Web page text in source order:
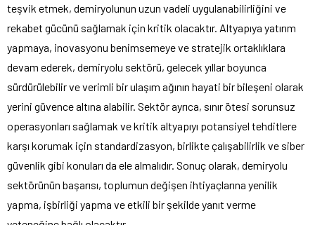
teşvik etmek, demiryolunun uzun vadeli uygulanabilirliğini ve
rekabet gücünü sağlamak için kritik olacaktır. Altyapıya yatırım
yapmaya, inovasyonu benimsemeye ve stratejik ortaklıklara
devam ederek, demiryolu sektörü, gelecek yıllar boyunca
sürdürülebilir ve verimli bir ulaşım ağının hayati bir bileşeni olarak
yerini güvence altına alabilir. Sektör ayrıca, sınır ötesi sorunsuz
operasyonları sağlamak ve kritik altyapıyı potansiyel tehditlere
karşı korumak için standardizasyon, birlikte çalışabilirlik ve siber
güvenlik gibi konuları da ele almalıdır. Sonuç olarak, demiryolu
sektörünün başarısı, toplumun değişen ihtiyaçlarına yenilik
yapma, işbirliği yapma ve etkili bir şekilde yanıt verme